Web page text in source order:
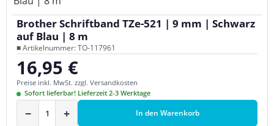
Brother Schriftband TZe-521 | 9 mm | Schwarz
auf Blau | 8 m
■ Artikelnummer: TO-117961
Regulärer Preis:
16,95 €
Preise inkl. MwSt. zzgl. Versandkosten
Sofort lieferbar! Lieferzeit 2-3 Werktage
− + In den Warenkorb